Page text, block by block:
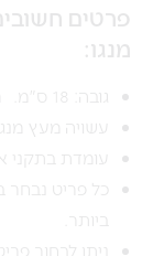
פרטים
מנגו:
גובה: 18 ס"מ. רוחב: 13 ס"מ.
עשויה מעץ
עומדת בתקני
כל פריט נבחר
ביותר.
ניתן לבחור